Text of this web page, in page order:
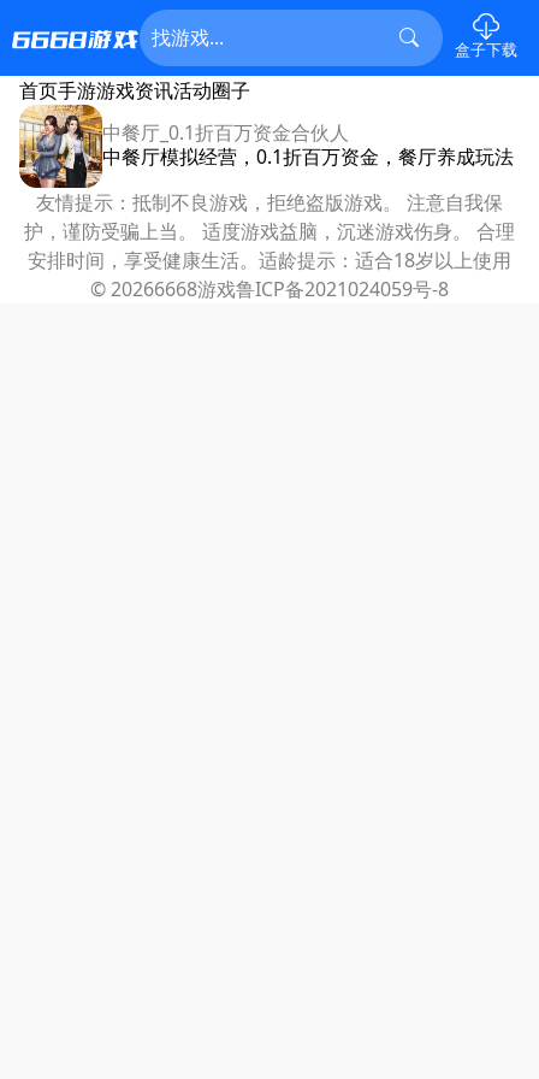
盒子下载
首页手游游戏资讯活动圈子
中餐厅_0.1折百万资金合伙人
中餐厅模拟经营，0.1折百万资金，餐厅养成玩法
友情提示：抵制不良游戏，拒绝盗版游戏。 注意自我保
护，谨防受骗上当。 适度游戏益脑，沉迷游戏伤身。 合理
安排时间，享受健康生活。适龄提示：适合18岁以上使用
© 20266668游戏鲁ICP备2021024059号-8